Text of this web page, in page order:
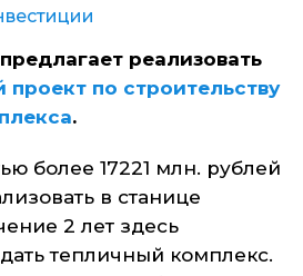
реализовать
проект по строительству
.
более 17221 млн. рублей
в станице
2 лет здесь
тепличный комплекс.